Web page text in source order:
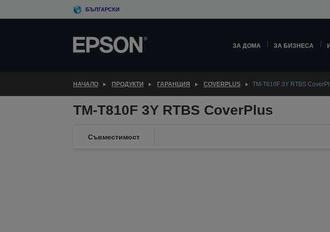
to
БЪЛГАРСКИ
ЗА ДОМА ЗА БИЗНЕСА
НАЧАЛО ПРОДУКТИ ГАРАНЦИЯ COVERPLUS TM-T810F 3Y RTBS
TM-T810F 3Y RTBS CoverPlus
Съвместимост